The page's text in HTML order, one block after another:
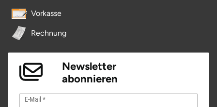
Vorkasse
Rechnung
Newsletter
abonnieren
E-Mail
Tannheimer Tal
Tegernsee
Teltow-Fläming